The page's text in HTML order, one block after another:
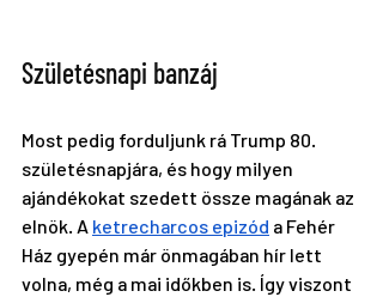
Születésnapi banzáj
Most pedig forduljunk rá Trump 80.
születésnapjára, és hogy milyen
ajándékokat szedett össze magának az
elnök. A ketrecharcos epizód a Fehér
Ház gyepén már önmagában hír lett
volna, még a mai időkben is. Így viszont